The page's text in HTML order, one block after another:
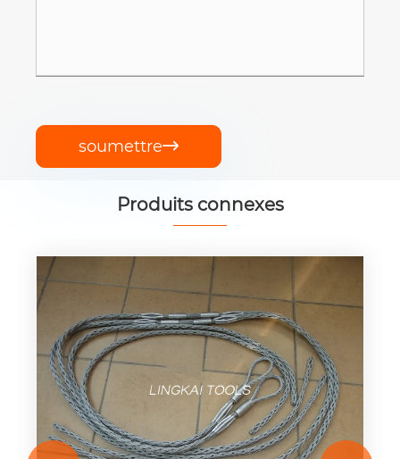
soumettre
Produits connexes